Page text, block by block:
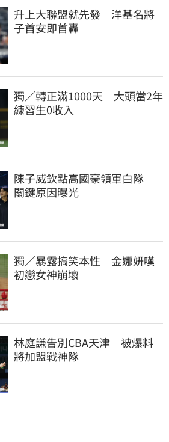
升上大聯盟就先發　洋基名將
子首安即首轟
獨／轉正滿1000天　大頭當2年
練習生0收入
陳子威欽點高國豪領軍白隊
關鍵原因曝光
獨／暴露搞笑本性　金娜妍嘆
初戀女神崩壞
林庭謙告別CBA天津　被爆料
將加盟戰神隊